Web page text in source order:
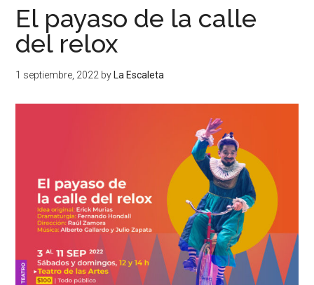
El payaso de la calle
del relox
1 septiembre, 2022 by La Escaleta